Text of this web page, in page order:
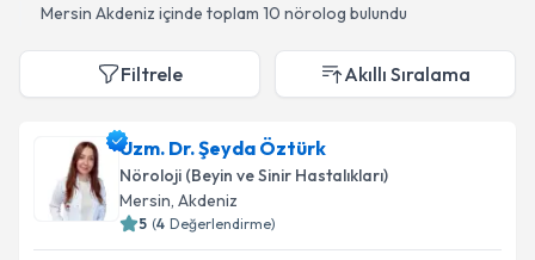
Mersin Akdeniz içinde toplam 10 nörolog bulundu
Filtrele Akıllı Sıralama
Uzm. Dr. Şeyda Öztürk
Nöroloji (Beyin ve Sinir Hastalıkları)
Mersin, Akdeniz
5 (4 Değerlendirme)